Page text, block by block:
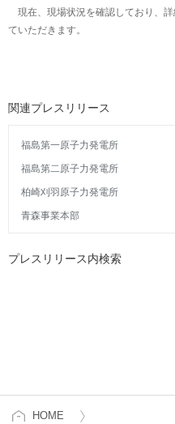
現在、現場状況を確認しており、
ていただきます。
関連プレスリリース
福島第一原子力発電所
福島第二原子力発電所
柏崎刈羽原子力発電所
青森事業本部
プレスリリース内検索
HOME